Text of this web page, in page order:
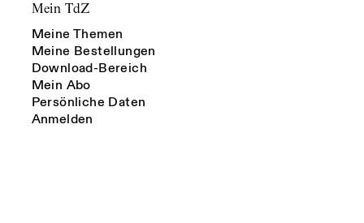
Mein TdZ
Meine Themen
Meine Bestellungen
Download-Bereich
Mein Abo
Persönliche Daten
Anmelden